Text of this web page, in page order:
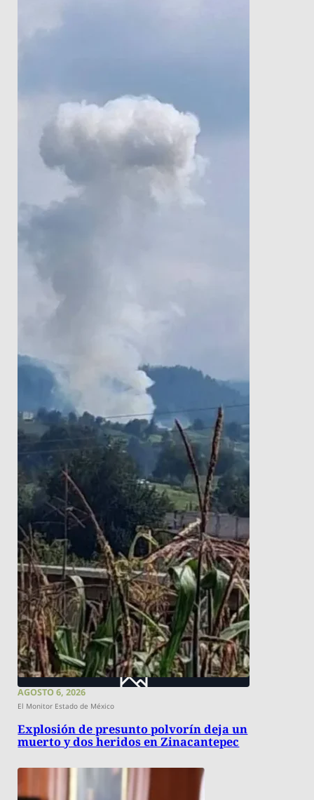
AGOSTO 6, 2026
El Monitor Estado de México
Explosión de presunto polvorín deja un
muerto y dos heridos en Zinacantepec